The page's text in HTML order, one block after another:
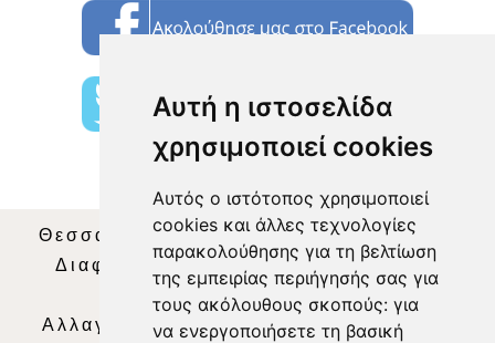
Αυτή η ιστοσελίδα
χρησιμοποιεί cookies
Αυτός ο ιστότοπος χρησιμοποιεί
cookies και άλλες τεχνολογίες
παρακολούθησης για τη βελτίωση
της εμπειρίας περιήγησής σας για
τους ακόλουθους σκοπούς: για
να ενεργοποιήσετε τη βασική
Θεσσαλία Τηλεόραση|SNG Services
Διαφήμιση | Όροι Χρήσης |Δήλωση
Απορρήτου |
Περιεχόμενο
Αλλαγή Προτιμήσεων για τα Cookies